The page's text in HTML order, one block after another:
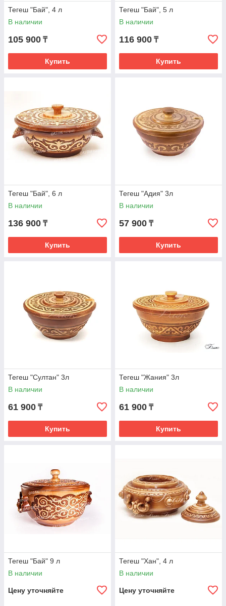
Тегеш "Бай", 4 л
В наличии
105 900 ₸
Купить
Тегеш "Бай", 5 л
В наличии
116 900 ₸
Купить
Тегеш "Бай", 6 л
В наличии
136 900 ₸
Купить
Тегеш "Адия" 3л
В наличии
57 900 ₸
Купить
Тегеш "Султан" 3л
В наличии
61 900 ₸
Купить
Тегеш "Жания" 3л
В наличии
61 900 ₸
Купить
Тегеш "Бай" 9 л
В наличии
Цену уточняйте
Тегеш "Хан", 4 л
В наличии
Цену уточняйте